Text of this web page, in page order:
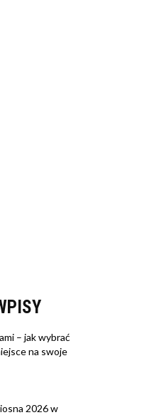
– jak wybrać
na swoje
2026 w